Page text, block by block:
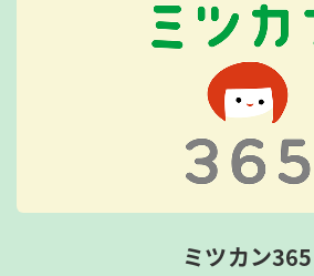
ミツカン365